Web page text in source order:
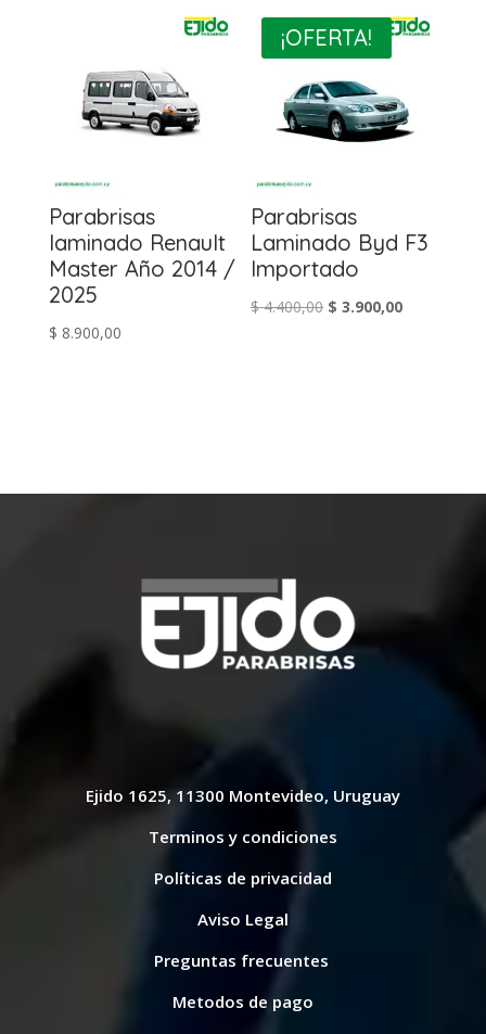
Parabrisas
laminado Renault
Master Año 2014 /
2025
$ 8.900,00
¡OFERTA!
Parabrisas
Laminado Byd F3
Importado
$4.400,00 El
$ 3.900,00El
Ejido 1625, 11300 Montevideo, Uruguay
Terminos y condiciones
Políticas de privacidad
Aviso Legal
Preguntas frecuentes
Metodos de pago